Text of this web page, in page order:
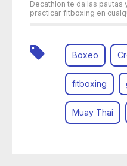
Decathlon te da las
practicar fitboxing en
Boxeo
fitboxing
Muay Thai